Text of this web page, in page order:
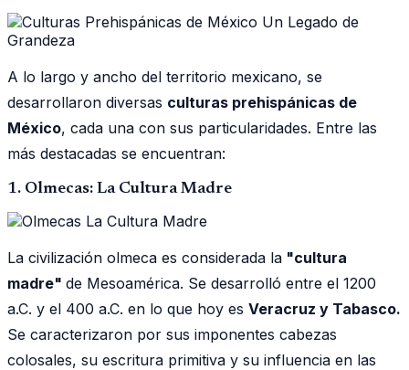
A lo largo y ancho del territorio mexicano, se
desarrollaron diversas culturas prehispánicas de
México, cada una con sus particularidades. Entre las
más destacadas se encuentran:
1. Olmecas: La Cultura Madre
La civilización olmeca es considerada la "cultura
madre" de Mesoamérica. Se desarrolló entre el 1200
a.C. y el 400 a.C. en lo que hoy es Veracruz y Tabasco.
Se caracterizaron por sus imponentes cabezas
colosales, su escritura primitiva y su influencia en las